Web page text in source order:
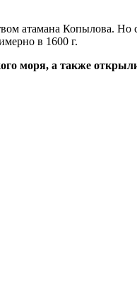
атамана Копылова.
в 1600 г.
моря, а также